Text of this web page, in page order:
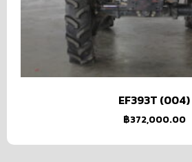
EF393T (004)
฿372,000.00